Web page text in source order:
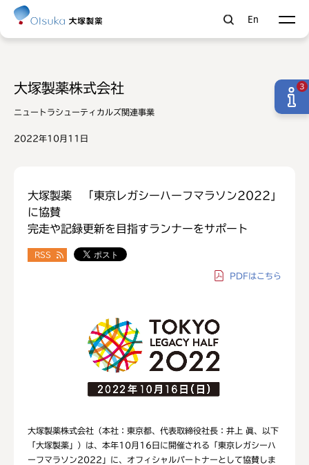
En
大塚製薬株式会社
ニュートラシューティカルズ関連事業
2022年10月11日
大塚製薬 「東京レガシーハーフマラソン2022」
に協賛
完走や記録更新を目指すランナーをサポート
RSS
PDFはこちら
大塚製薬株式会社（本社：東京都、代表取締役社長：井上 眞、以下
「大塚製薬」）は、本年10月16日に開催される「東京レガシーハ
ーフマラソン2022」に、オフィシャルパートナーとして協賛しま
3